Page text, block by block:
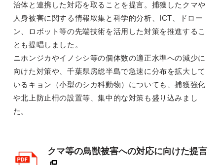
治体と連携した対応を取ることを提言。捕獲したクマや
人身被害に関する情報取集と科学的分析、ICT、ドロー
ン、ロボット等の先端技術を活用した対策を推進するこ
とも提唱しました。
ニホンジカやイノシシ等の個体数の適正水準への減少に
向けた対策や、千葉県房総半島で急速に分布を拡大して
いるキョン（小型のシカ科動物）についても、捕獲強化
や北上防止柵の設置等、集中的な対策も盛り込みまし
た。
クマ等の鳥獣被害への対応に向けた提言